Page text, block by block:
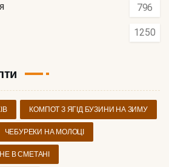
796
1250
КОМПОТ З ЯГІД БУЗИНИ НА ЗИМУ
ЧЕБУРЕКИ НА МОЛОЦІ
В СМЕТАНІ